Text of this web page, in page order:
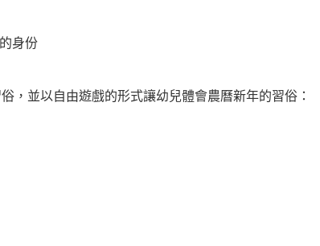
身份
，並以自由遊戲的形式讓幼兒體會農曆新年的習俗：